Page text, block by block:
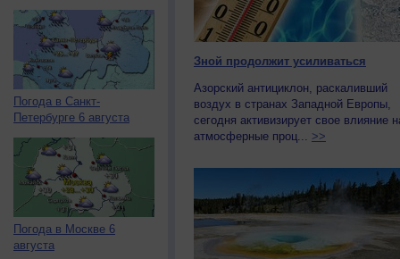
Погода в Санкт-
Петербурге 6 августа
Погода в Москве 6
августа
Зной продолжит усиливаться
Азорский антициклон, раскаливший
воздух в странах Западной Европы,
сегодня активизирует свое влияние
атмосферные проц... >>